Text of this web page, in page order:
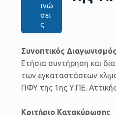
ινώ
σει
ς
Συνοπτικός Διαγωνισμός
Ετήσια συντήρηση και
των εγκαταστάσεων
ΠΦΥ της 1ης Υ.ΠΕ.
Κριτήριο Κατακύρωσης